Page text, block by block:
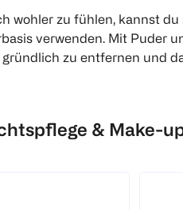
trockene
Haut
100 ml 1,25
400 ml
wohler zu fühlen, kannst
verwenden. Mit Puder
gründlich zu entfernen und
& Make-